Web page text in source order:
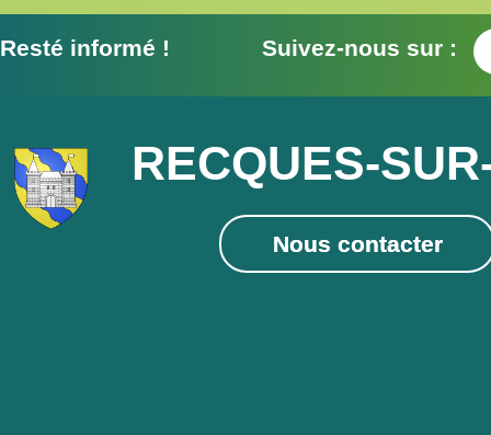
Resté informé ! Suivez-nous sur :
RECQUES-
Nous contacter